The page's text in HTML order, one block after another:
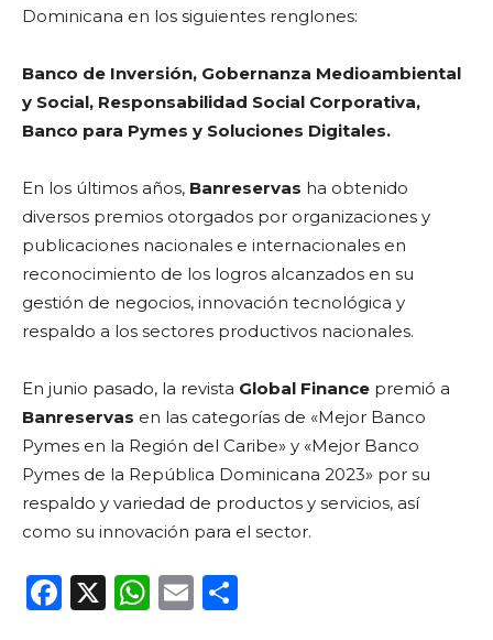
Dominicana en los siguientes renglones:
Banco de Inversión, Gobernanza Medioambiental
y Social, Responsabilidad Social Corporativa,
Banco para Pymes y Soluciones Digitales.
En los últimos años, Banreservas ha obtenido
diversos premios otorgados por organizaciones y
publicaciones nacionales e internacionales en
reconocimiento de los logros alcanzados en su
gestión de negocios, innovación tecnológica y
respaldo a los sectores productivos nacionales.
En junio pasado, la revista Global Finance premió a
Banreservas en las categorías de «Mejor Banco
Pymes en la Región del Caribe» y «Mejor Banco
Pymes de la República Dominicana 2023» por su
respaldo y variedad de productos y servicios, así
como su innovación para el sector.
F
X
W E